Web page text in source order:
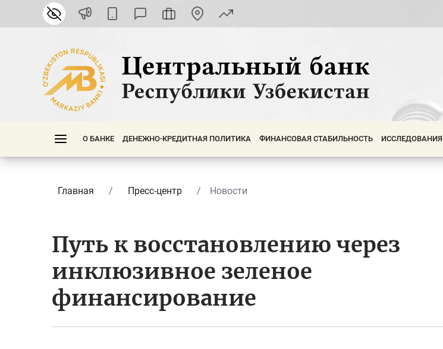
О БАНКЕ ДЕНЕЖНО-КРЕДИТНАЯ ПОЛИТИКА ФИНАНСОВАЯ СТАБИЛЬНОСТЬ ИССЛЕДОВАНИЯ
Главная Пресс-центр Новости
Путь к восстановлению через
инклюзивное зеленое
финансирование